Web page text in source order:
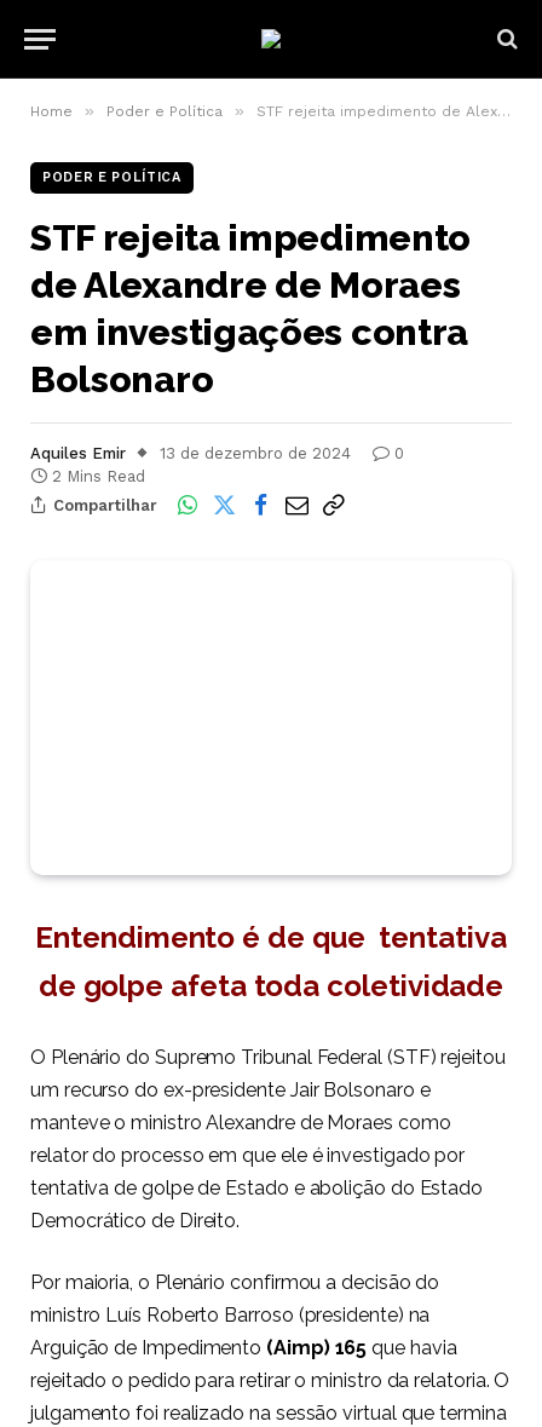
Home » Poder e Política » STF rejeita impedimento de Alexandre de Moraes em investigações contra Bolsonaro
PODER E POLÍTICA
STF rejeita impedimento
de Alexandre de Moraes
em investigações contra
Bolsonaro
Aquiles Emir 13 de dezembro de 2024
0
2 Mins Read
Compartilhar
Entendimento é de que tentativa
de golpe afeta toda coletividade
O Plenário do Supremo Tribunal Federal (STF) rejeitou
um recurso do ex-presidente Jair Bolsonaro e
manteve o ministro Alexandre de Moraes como
relator do processo em que ele é investigado por
tentativa de golpe de Estado e abolição do Estado
Democrático de Direito.
Por maioria, o Plenário confirmou a decisão do
ministro Luís Roberto Barroso (presidente) na
Arguição de Impedimento (Aimp) 165 que havia
rejeitado o pedido para retirar o ministro da relatoria. O
julgamento foi realizado na sessão virtual que termina